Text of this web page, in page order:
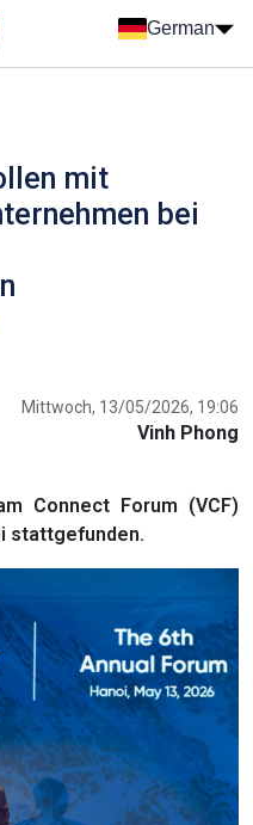
German
mit
bei
Mittwoch, 13/05/2026, 19:06
Vinh Phong
Connect Forum (VCF)
stattgefunden.